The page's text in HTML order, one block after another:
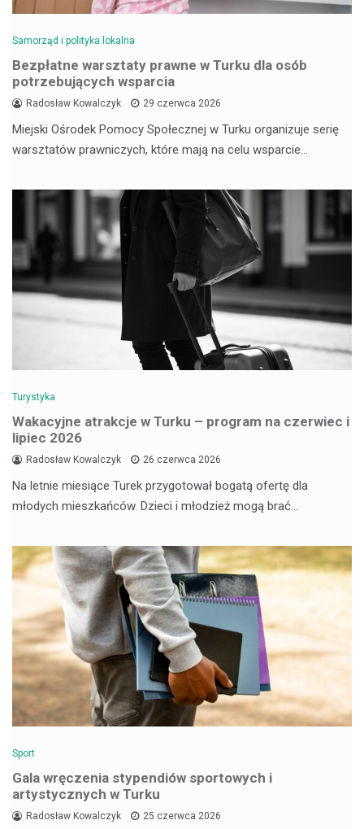
Samorząd i polityka lokalna
Bezpłatne warsztaty prawne w Turku dla osób
potrzebujących wsparcia
Radosław Kowalczyk 29 czerwca 2026
Miejski Ośrodek Pomocy Społecznej w Turku organizuje serię
warsztatów prawniczych, które mają na celu wsparcie…
Turystyka
Wakacyjne atrakcje w Turku – program na czerwiec i
lipiec 2026
Radosław Kowalczyk 26 czerwca 2026
Na letnie miesiące Turek przygotował bogatą ofertę dla
młodych mieszkańców. Dzieci i młodzież mogą brać…
Sport
Gala wręczenia stypendiów sportowych i
artystycznych w Turku
Radosław Kowalczyk 25 czerwca 2026